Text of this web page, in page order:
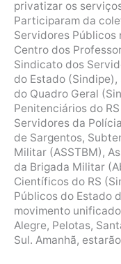
privatizar os
Participaram da
Servidores Públicos
Centro dos
Sindicato dos
do Estado
do Quadro Geral
Penitenciários do
Servidores da
de Sargentos,
Militar (ASSTBM),
da Brigada Militar
Científicos do RS
Públicos do Estado
movimento
Alegre, Pelotas,
Sul. Amanhã,